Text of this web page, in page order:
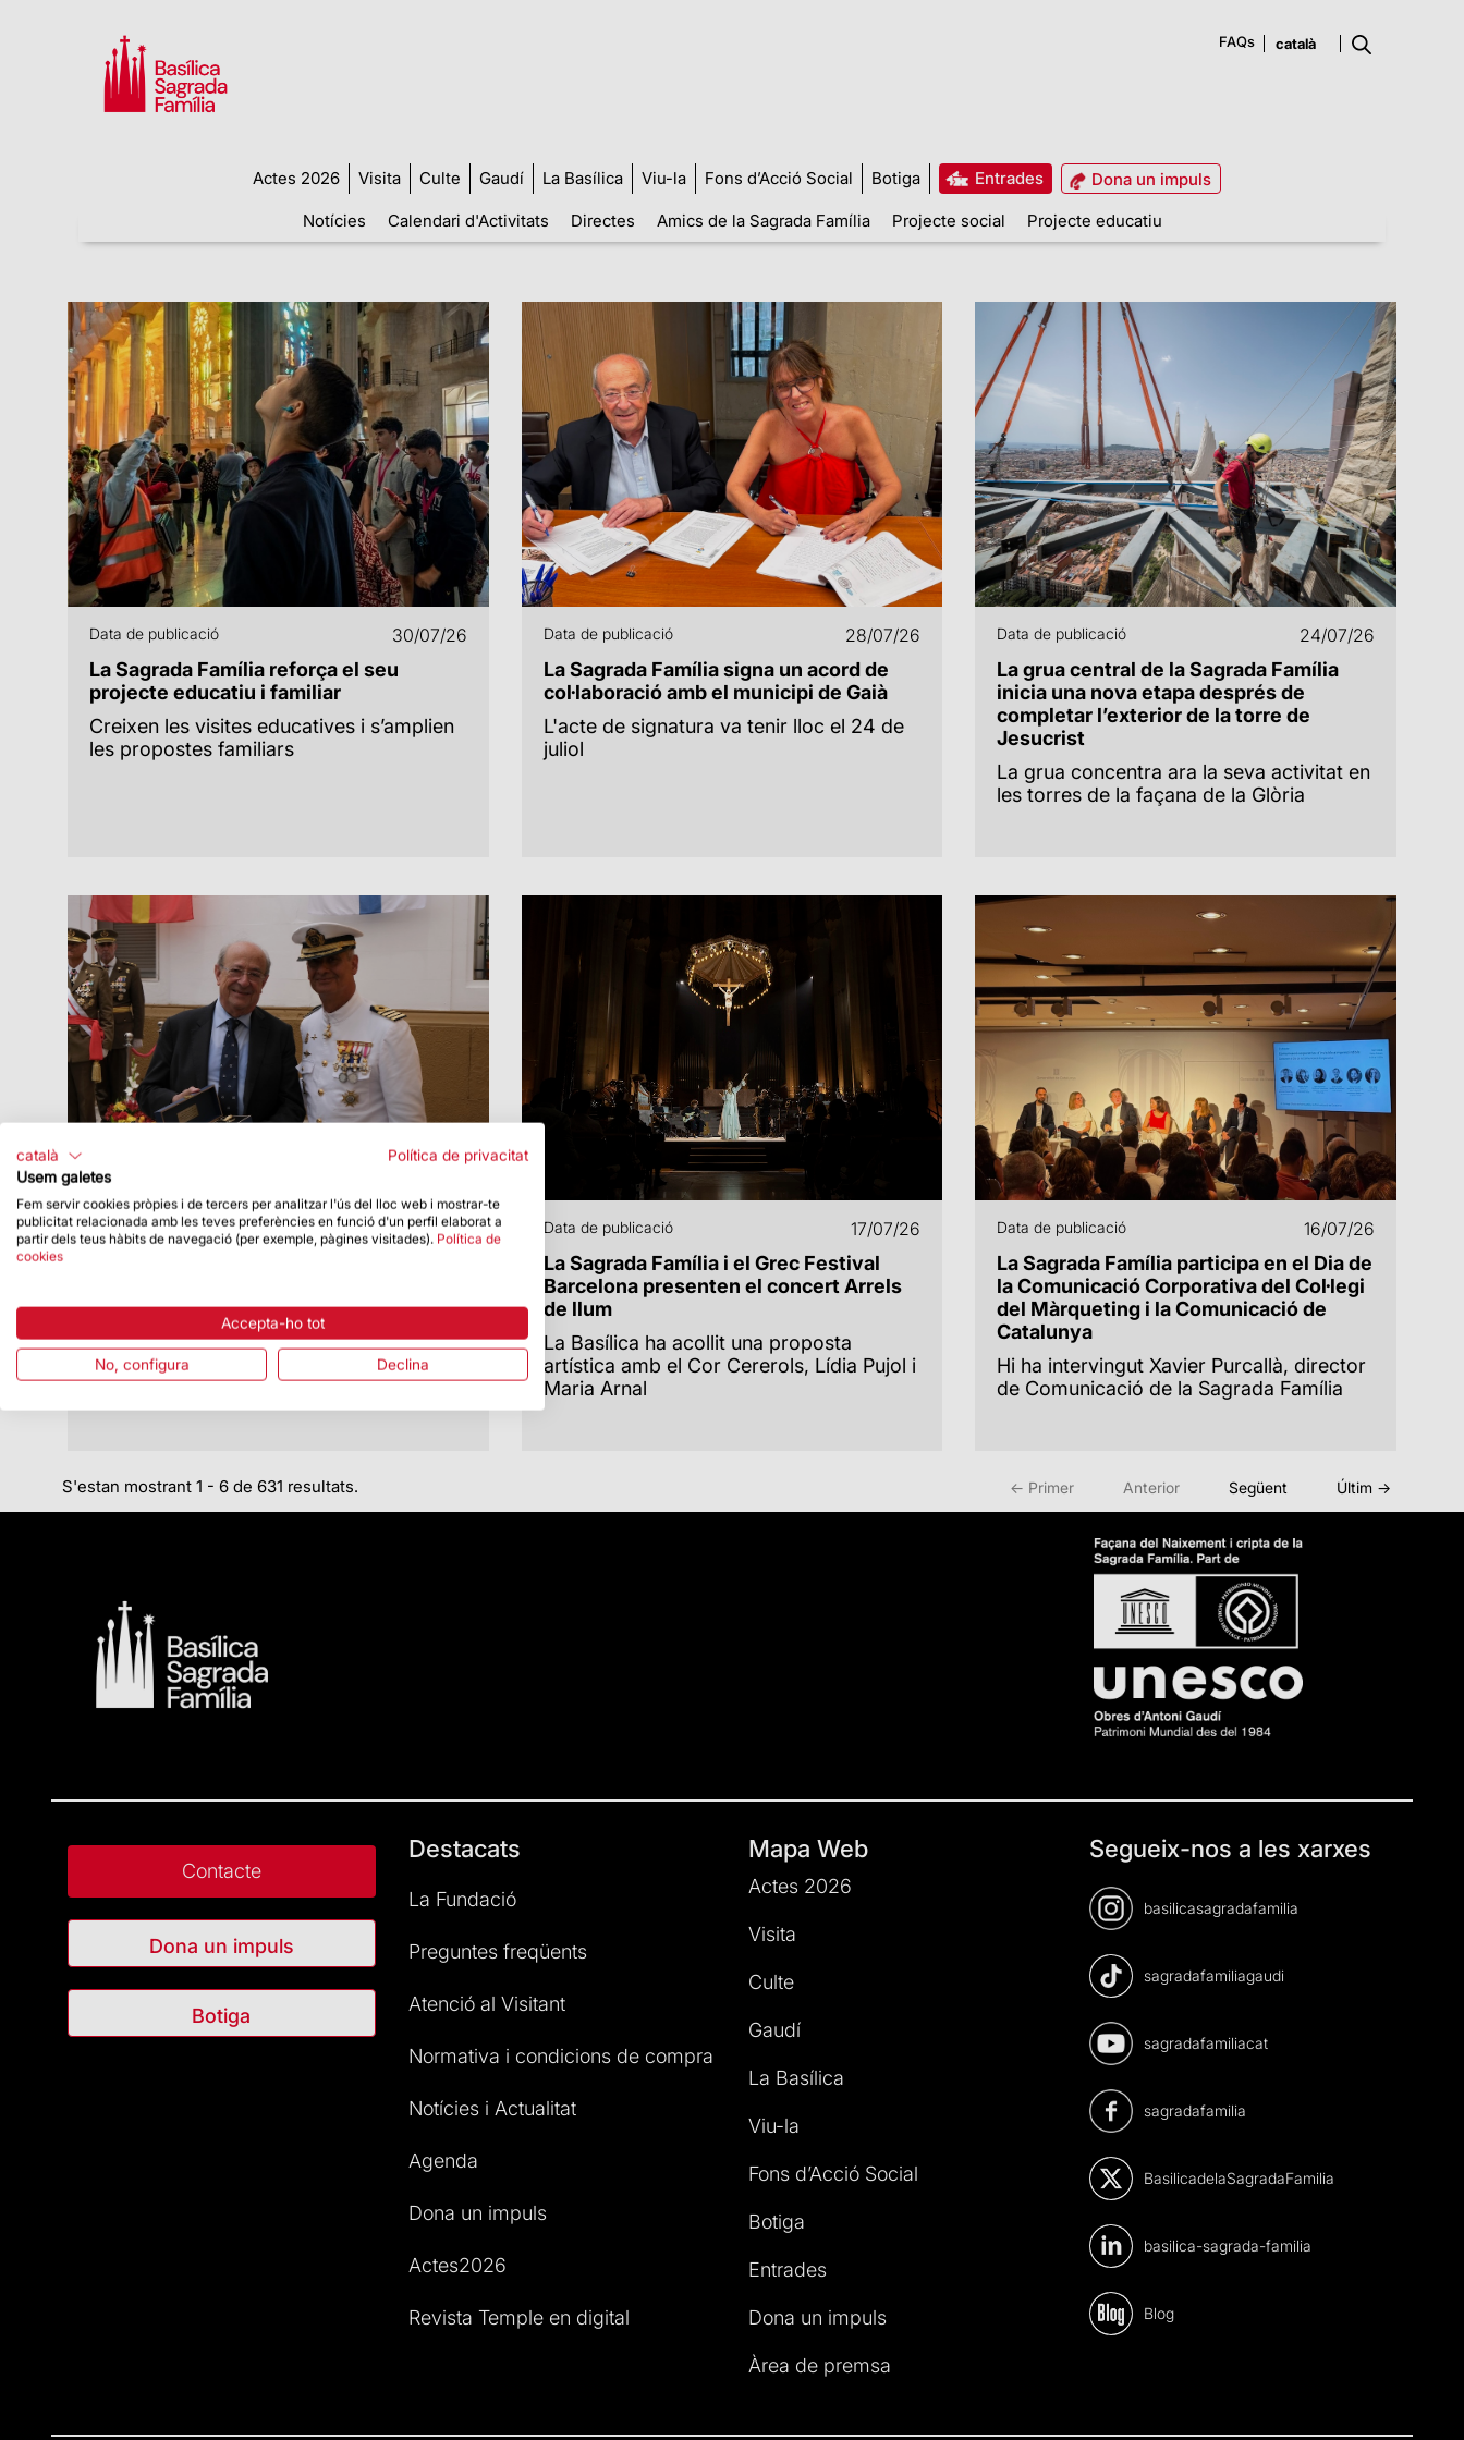
FAQs
Actes 2026 Visita Culte Gaudí La Basílica Viu-la Fons d’Acció Social Botiga Entrades
Dona un impuls
Notícies
Calendari d'Activitats Directes Amics de la Sagrada Família Projecte social Projecte educatiu
Data de publicació 30/07/26
La Sagrada Família reforça el seu
projecte educatiu i familiar
Creixen les visites educatives i s’amplien
les propostes familiars
Data de publicació 28/07/26
La Sagrada Família signa un acord de
col·laboració amb el municipi de Gaià
L'acte de signatura va tenir lloc el 24 de
juliol
Data de publicació 24/07/26
La grua central de la Sagrada Família
inicia una nova etapa després de
completar l’exterior de la torre de
Jesucrist
La grua concentra ara la seva activitat en
les torres de la façana de la Glòria
Data de publicació 20/07/26
Naval de Barcelona
Va tenir lloc el 16 de juliol, en el marc de
la festivitat de la Mare de Déu del Carme
Data de publicació 17/07/26
La Sagrada Família i el Grec Festival
Barcelona presenten el concert Arrels
de llum
La Basílica ha acollit una proposta
artística amb el Cor Cererols, Lídia Pujol i
Maria Arnal
Data de publicació 16/07/26
La Sagrada Família participa en el Dia de
la Comunicació Corporativa del Col·legi
del Màrqueting i la Comunicació de
Catalunya
Hi ha intervingut Xavier Purcallà, director
de Comunicació de la Sagrada Família
S'estan mostrant 1 - 6 de 631 resultats. ← Primer Anterior Següent Últim →
Contacte
Dona un impuls
Botiga
Destacats
La Fundació
Preguntes freqüents
Atenció al Visitant
Normativa i condicions de compra
Notícies i Actualitat
Agenda
Dona un impuls
Actes2026
Revista Temple en digital
Mapa Web
Actes 2026
Visita
Culte
Gaudí
La Basílica
Viu-la
Fons d’Acció Social
Botiga
Entrades
Dona un impuls
Àrea de premsa
Segueix-nos a les xarxes
basilicasagradafamilia
sagradafamiliagaudi
sagradafamiliacat
sagradafamilia
BasilicadelaSagradaFamilia
basilica-sagrada-familia
Blog
català
Política de privacitat
Usem galetes
Fem servir cookies pròpies i de tercers per analitzar l'ús del lloc web i mostrar-te
publicitat relacionada amb les teves preferències en funció d'un perfil elaborat a
partir dels teus hàbits de navegació (per exemple, pàgines visitades). Política de
cookies
Accepta-ho tot
No, configura Declina